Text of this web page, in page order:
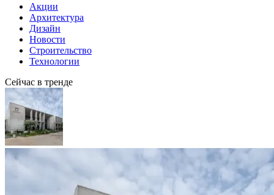
Акции
Архитектура
Дизайн
Новости
Строительство
Технологии
Сейчас в тренде